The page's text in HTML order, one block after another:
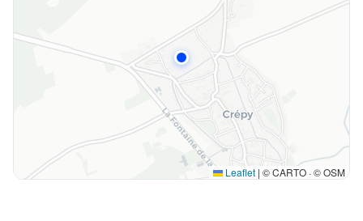
Leaflet | © CARTO · © OSM